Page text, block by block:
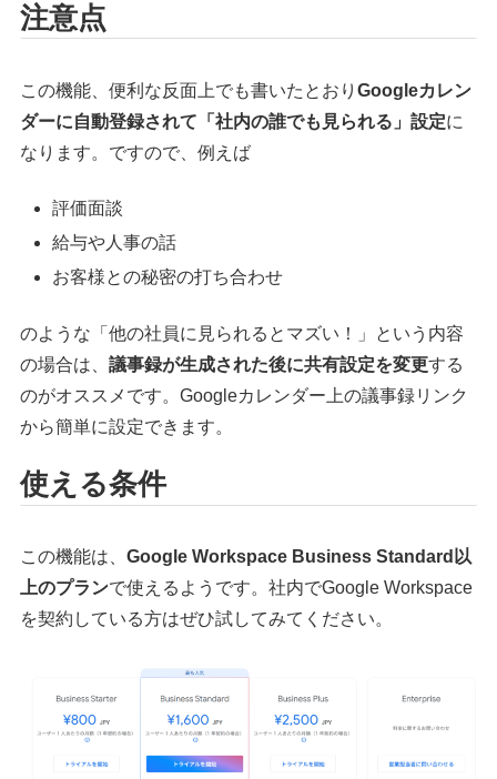
注意点
この機能、便利な反面上でも書いたとおりGoogleカレン
ダーに自動登録されて「社内の誰でも見られる」設定に
なります。ですので、例えば
評価面談
給与や人事の話
お客様との秘密の打ち合わせ
のような「他の社員に見られるとマズい！」という内容
の場合は、議事録が生成された後に共有設定を変更する
のがオススメです。Googleカレンダー上の議事録リンク
から簡単に設定できます。
使える条件
この機能は、Google Workspace Business Standard以
上のプランで使えるようです。社内でGoogle Workspace
を契約している方はぜひ試してみてください。